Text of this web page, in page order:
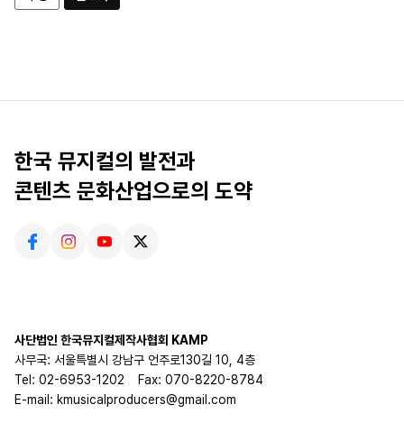
한국 뮤지컬의 발전과
콘텐츠 문화산업으로의 도약
사단법인 한국뮤지컬제작사협회 KAMP
사무국: 서울특별시 강남구 언주로130길 10, 4층
Tel: 02-6953-1202
Fax: 070-8220-8784
E-mail: kmusicalproducers@gmail.com